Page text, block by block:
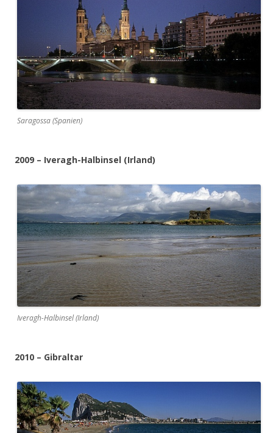
Saragossa (Spanien)
2009 – Iveragh-Halbinsel (Irland)
Iveragh-Halbinsel (Irland)
2010 – Gibraltar